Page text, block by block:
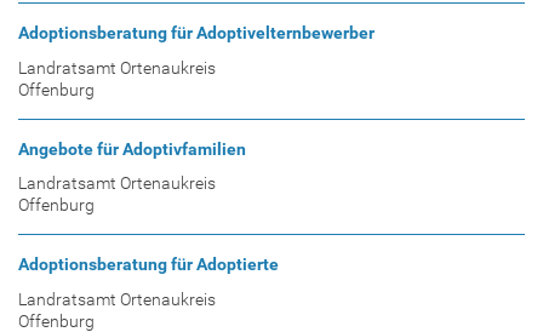
Adoptionsberatung für Adoptivelternbewerber
Landratsamt Ortenaukreis
Offenburg
Angebote für Adoptivfamilien
Landratsamt Ortenaukreis
Offenburg
Adoptionsberatung für Adoptierte
Landratsamt Ortenaukreis
Offenburg